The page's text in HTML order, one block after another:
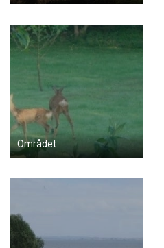
Området